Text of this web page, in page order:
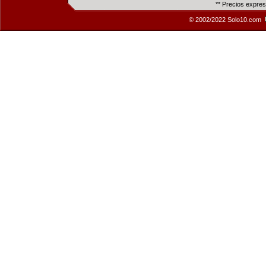
** Precios
© 2002/2022 Solo10.com